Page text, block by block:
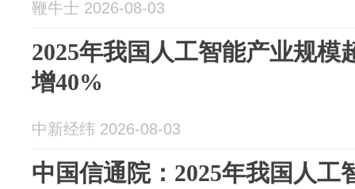
鞭牛士 2026-08-03
2025年我国人工智能产业规模
增40%
中新经纬 2026-08-03
中国信通院：2025年我国人工